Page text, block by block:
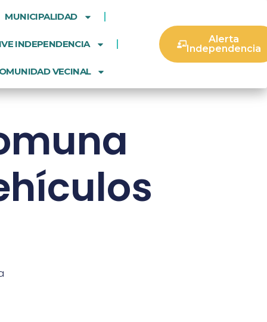
MUNICIPALIDAD
INDEPENDENCIA
VECINAL
Alerta
Independencia